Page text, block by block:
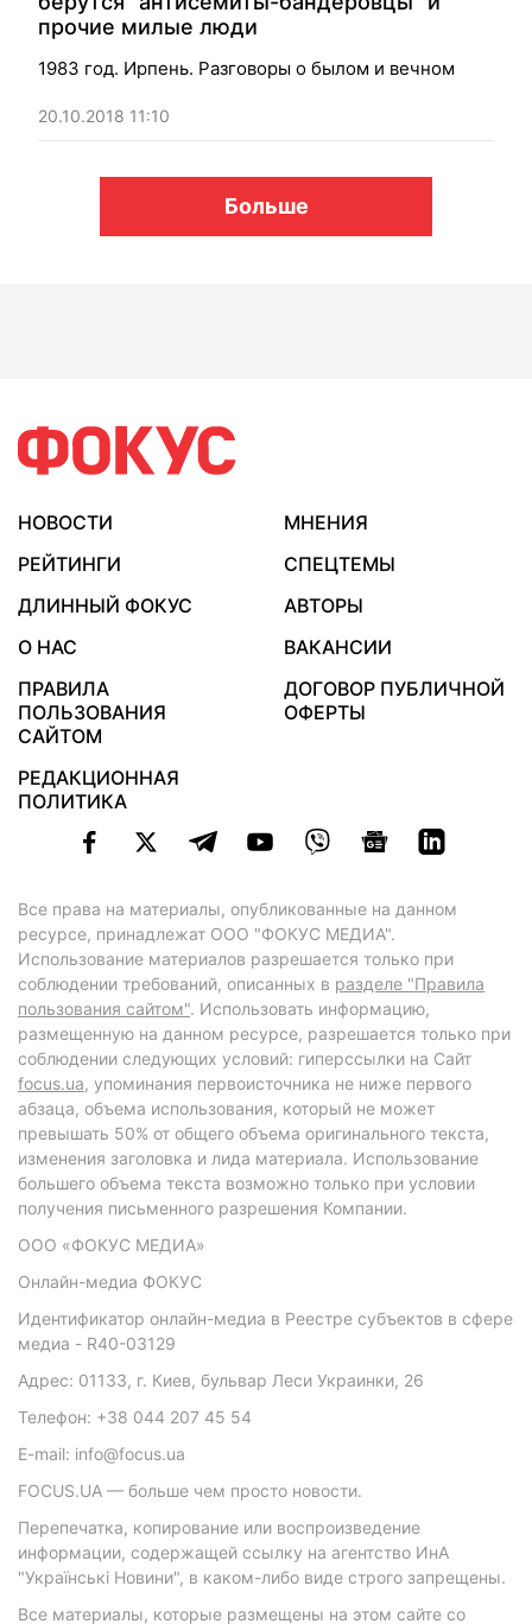
прочие милые люди
1983 год. Ирпень. Разговоры о былом и вечном
20.10.2018 11:10
Больше
НОВОСТИ
МНЕНИЯ
РЕЙТИНГИ
СПЕЦТЕМЫ
ДЛИННЫЙ ФОКУС
АВТОРЫ
О НАС
ВАКАНСИИ
ПРАВИЛА
ПОЛЬЗОВАНИЯ
САЙТОМ
ДОГОВОР ПУБЛИЧНОЙ
ОФЕРТЫ
РЕДАКЦИОННАЯ
ПОЛИТИКА
Все права на материалы, опубликованные на данном
ресурсе, принадлежат ООО "ФОКУС МЕДИА".
Использование материалов разрешается только при
соблюдении требований, описанных в разделе "Правила
пользования сайтом". Использовать информацию,
размещенную на данном ресурсе, разрешается только при
соблюдении следующих условий: гиперссылки на Сайт
focus.ua, упоминания первоисточника не ниже первого
абзаца, объема использования, который не может
превышать 50% от общего объема оригинального текста,
изменения заголовка и лида материала. Использование
большего объема текста возможно только при условии
получения письменного разрешения Компании.
ООО «ФОКУС МЕДИА»
Онлайн-медиа ФОКУС
Идентификатор онлайн-медиа в Реестре субъектов в сфере
медиа - R40-03129
Адрес: 01133, г. Киев, бульвар Леси Украинки, 26
Телефон: +38 044 207 45 54
E-mail: info@focus.ua
FOCUS.UA — больше чем просто новости.
Перепечатка, копирование или воспроизведение
информации, содержащей ссылку на агентство ИнА
"Українські Новини", в каком-либо виде строго запрещены.
Все материалы, которые размещены на этом сайте со